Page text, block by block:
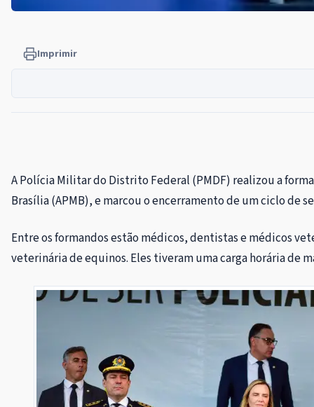
Imprimir
A Polícia Militar do Distrito Federal (PMDF) realizou a
Brasília (APMB), e marcou o encerramento de um ciclo de
Entre os formandos estão médicos, dentistas e médicos
veterinária de equinos. Eles tiveram uma carga horária de